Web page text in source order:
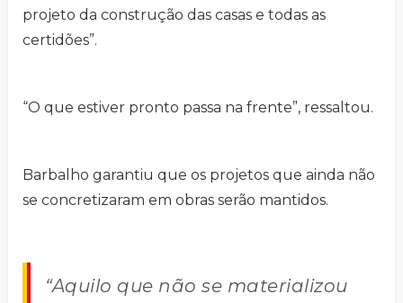
projeto da construção das casas e todas as
certidões”.
“O que estiver pronto passa na frente”, ressaltou.
Barbalho garantiu que os projetos que ainda não
se concretizaram em obras serão mantidos.
“Aquilo que não se materializou